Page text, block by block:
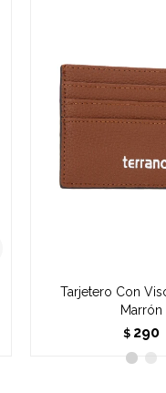
Tarjetero Con
Marrón
$ 290